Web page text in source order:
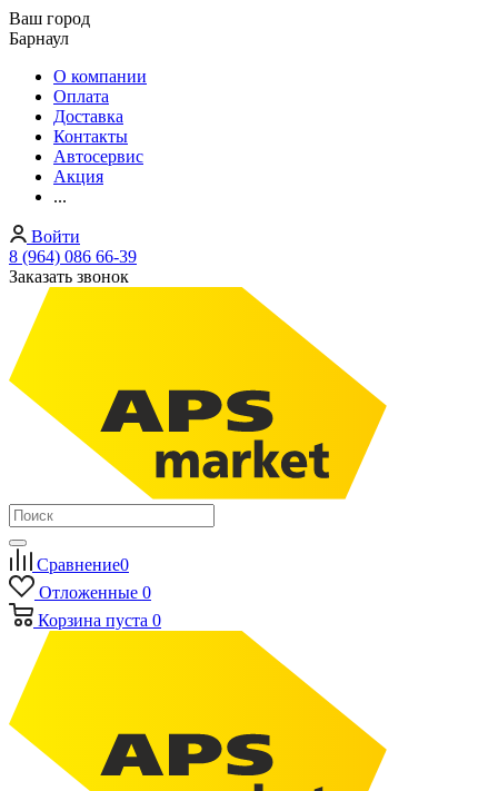
Ваш город
Барнаул
О компании
Оплата
Доставка
Контакты
Автосервис
Акция
...
Войти
8 (964) 086 66-39
Заказать звонок
Сравнение0
Отложенные 0
Корзина пуста 0